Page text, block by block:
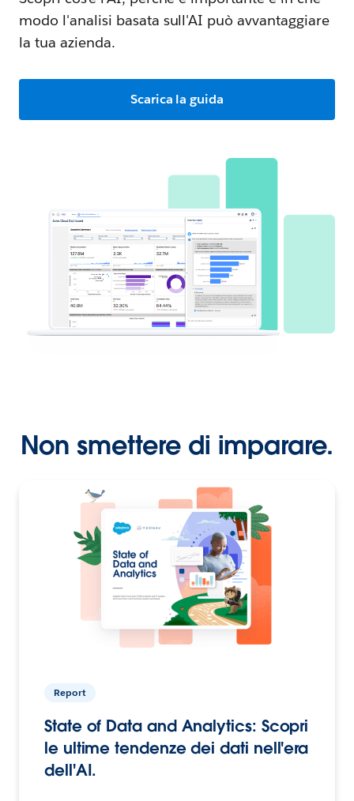
modo l'analisi basata sull'AI può avvantaggiare
la tua azienda.
Scarica la guida
Non smettere di imparare.
Report
State of Data and Analytics: Scopri
le ultime tendenze dei dati nell'era
dell'AI.